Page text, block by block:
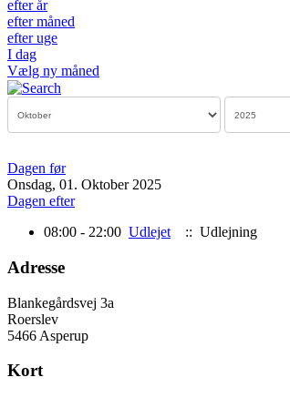
efter år
efter måned
efter uge
I dag
Vælg ny måned
Dagen før
Onsdag, 01. Oktober 2025
Dagen efter
08:00 - 22:00 Udlejet :: Udlejning
Adresse
Blankegårdsvej 3a
Roerslev
5466 Asperup
Kort